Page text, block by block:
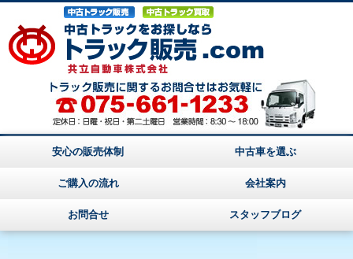
安心の販売体制 中古車を選ぶ
ご購入の流れ 会社案内
お問合せ スタッフブログ